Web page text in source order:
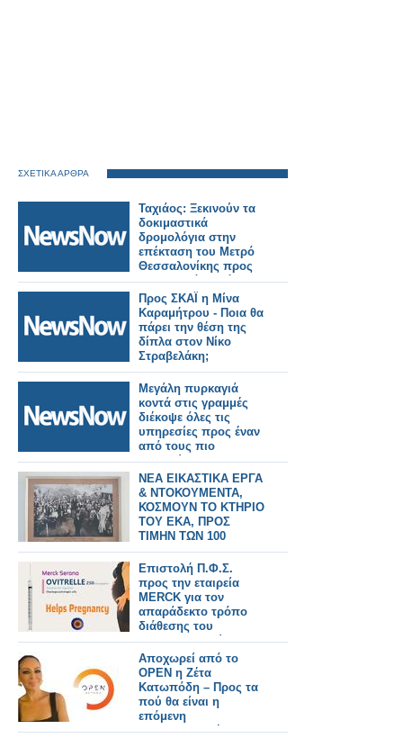
ΣΧΕΤΙΚΑ ΑΡΘΡΑ
Ταχιάος: Ξεκινούν τα
δοκιμαστικά
δρομολόγια στην
επέκταση του Μετρό
Θεσσαλονίκης προς
Καλαμαριά – Στόχος η
λειτουργία έως το
τέλος του μήνα.
Προς ΣΚΑΪ η Μίνα
Καραμήτρου - Ποια θα
πάρει την θέση της
δίπλα στον Νίκο
Στραβελάκη;
Μεγάλη πυρκαγιά
κοντά στις γραμμές
διέκοψε όλες τις
υπηρεσίες προς έναν
από τους πιο
πολυσύχναστους
σιδηροδρομικούς
σταθμούς του
Λονδίνου.
ΝΕΑ ΕΙΚΑΣΤΙΚΑ ΕΡΓΑ
& ΝΤΟΚΟΥΜΕΝΤΑ,
ΚΟΣΜΟΥΝ ΤΟ ΚΤΗΡΙΟ
ΤΟΥ ΕΚΑ, ΠΡΟΣ
ΤΙΜΗΝ ΤΩΝ 100
ΧΡΟΝΩΝ ΑΠΟ ΤΗΝ
ΑΙΜΑΤΟΒΑΜΕΝΗ
ΑΠΕΡΓΙΑ ΤΩΝ
ΚΑΠΝΕΡΓΑΤΩΝ (1926)
ΤΗΣ ΠΟΛΗΣ ΜΑΣ
Επιστολή Π.Φ.Σ.
προς την εταιρεία
MERCK για τον
απαράδεκτο τρόπο
διάθεσης του
φαρμακευτικού
σκευάσματος Ovitrelle
στα ιδιωτικά
φαρμακεία
Αποχωρεί από το
OPEN η Ζέτα
Κατωπόδη – Προς τα
πού θα είναι η
επόμενη
επαγγελματική της